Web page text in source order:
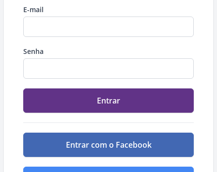
E-mail
Senha
Entrar
Entrar com o Facebook